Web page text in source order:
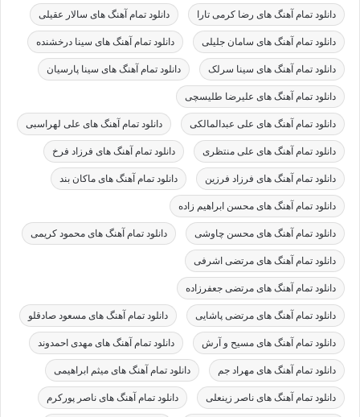
دانلود تمام آهنگ های رضا کرمی تارا دانلود تمام آهنگ های سالار عقیلی
دانلود تمام آهنگ های سامان جلیلی دانلود تمام آهنگ های سینا درخشنده
دانلود تمام آهنگ های سینا سرلک دانلود تمام آهنگ های سینا پارسیان
دانلود تمام آهنگ های علیرضا طلیسچی
دانلود تمام آهنگ های علی عبدالمالکی دانلود تمام آهنگ های علی لهراسبی
دانلود تمام آهنگ های علی منتظری دانلود تمام آهنگ های فرزاد فرخ
دانلود تمام آهنگ های فرزاد فرزین دانلود تمام آهنگ های ماکان بند
دانلود تمام آهنگ های محسن ابراهیم زاده
دانلود تمام آهنگ های محسن چاوشی دانلود تمام آهنگ های محمود کریمی
دانلود تمام آهنگ های مرتضی اشرفی
دانلود تمام آهنگ های مرتضی جعفرزاده
دانلود تمام آهنگ های مرتضی پاشایی دانلود تمام آهنگ های مسعود صادقلو
دانلود تمام آهنگ های مسیح و آرش دانلود تمام آهنگ های مهدی احمدوند
دانلود تمام آهنگ های مهراد جم دانلود تمام آهنگ های میثم ابراهیمی
دانلود تمام آهنگ های ناصر زینعلی دانلود تمام آهنگ های ناصر پورکرم